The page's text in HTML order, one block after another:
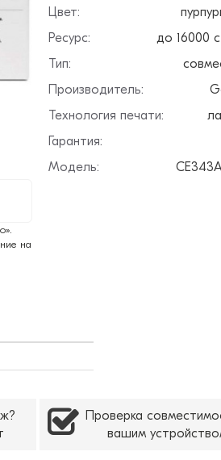
на
Цвет:
Ресурс:
до 16000
Тип:
Производитель:
Технология печати:
Гарантия:
Модель:
Проверка
вашим